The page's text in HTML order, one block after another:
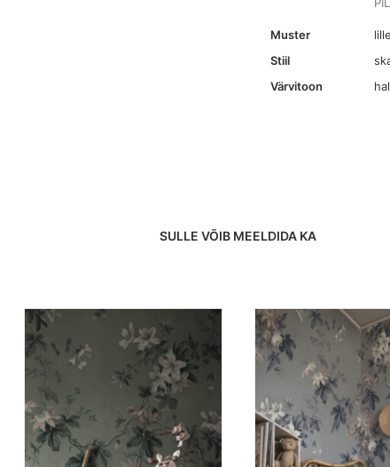
kogus
Muster
Stiil
Värvitoon
SULLE VÕIB MEELDIDA KA